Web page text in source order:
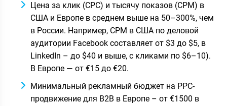
Цена за клик (CPC) и тысячу показов (CPM) в
США и Европе в среднем выше на 50–300%, чем
в России. Например, CPM в США по деловой
аудитории Facebook составляет от $3 до $5, в
LinkedIn – до $40 и выше, с кликами по $6–10).
В Европе — от €15 до €20.
Минимальный рекламный бюджет на PPC-
продвижение для B2B в Европе – от €1500 в